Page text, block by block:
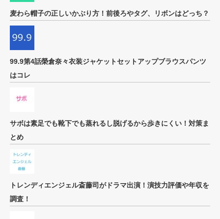
麦わら帽子の正しいかぶり方！前後ろやタグ、リボンはどっち？
99.9第4話榮倉奈々衣装ジャケットセットアップブラウスパンツ
はコレ
サボは素足でも靴下でも蒸れるし脱げるから歩きにくい！対策ま
とめ
トレンディエンジェル斎藤司がドラマ出演！演技力評価や年収を
調査！